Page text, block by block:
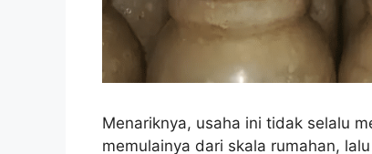
Menariknya, usaha ini tidak selalu
memulainya dari skala rumahan,